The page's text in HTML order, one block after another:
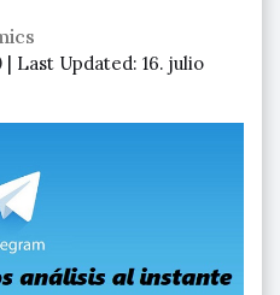
| Last Updated: 16. julio